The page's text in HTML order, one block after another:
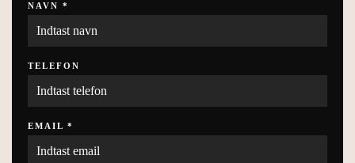
NAVN *
TELEFON
EMAIL *